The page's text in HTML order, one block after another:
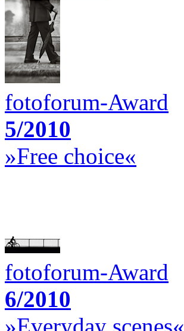
fotoforum-Award
5/2010
»Free choice«
fotoforum-Award
6/2010